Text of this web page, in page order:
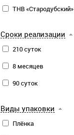
ТНВ «Стародубский»
Сроки реализации
210 суток
8 месяцев
90 суток
Виды упаковки
Плёнка